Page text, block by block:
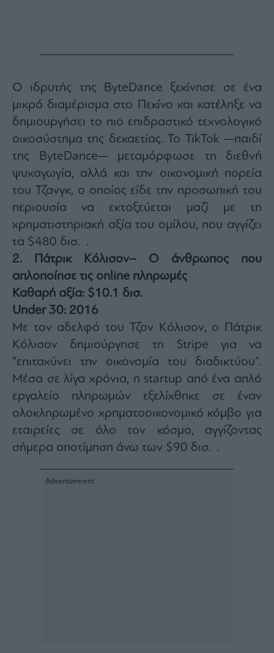
Ο ιδρυτής της ByteDance ξεκίνησε σε ένα
μικρό διαμέρισμα στο Πεκίνο και κατέληξε να
δημιουργήσει το πιο επιδραστικό τεχνολογικό
οικοσύστημα της δεκαετίας. Το TikTok —παιδί
της ByteDance— μεταμόρφωσε τη διεθνή
ψυχαγωγία, αλλά και την οικονομική πορεία
του Τζανγκ, ο οποίος είδε την προσωπική του
περιουσία να εκτοξεύεται μαζί με τη
χρηματιστηριακή αξία του ομίλου, που αγγίζει
τα $480 δισ. .
2. Πάτρικ Κόλισον– Ο άνθρωπος που
απλοποίησε τις online πληρωμές
Καθαρή αξία: $10.1 δισ.
Under 30: 2016
Με τον αδελφό του Τζον Κόλισον, ο Πάτρικ
Κόλισον δημιούργησε τη Stripe για να
“επιταχύνει την οικονομία του διαδικτύου”.
Μέσα σε λίγα χρόνια, η startup από ένα απλό
εργαλείο πληρωμών εξελίχθηκε σε έναν
ολοκληρωμένο χρηματοοικονομικό κόμβο για
εταιρείες σε όλο τον κόσμο, αγγίζοντας
σήμερα αποτίμηση άνω των $90 δισ. .